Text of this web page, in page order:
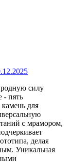
силу
- пять
для
с мрамором,
делая
Уникальная